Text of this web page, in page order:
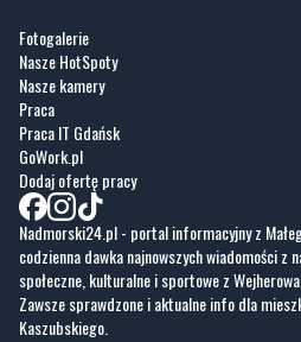
Fotogalerie
Nasze HotSpoty
Nasze kamery
Praca
Praca IT Gdańsk
GoWork.pl
Dodaj ofertę pracy
Nadmorski24.pl - portal informacyjny z
codzienna dawka najnowszych wiadomości z
społeczne, kulturalne i sportowe z
Zawsze sprawdzone i aktualne info dla
Kaszubskiego.